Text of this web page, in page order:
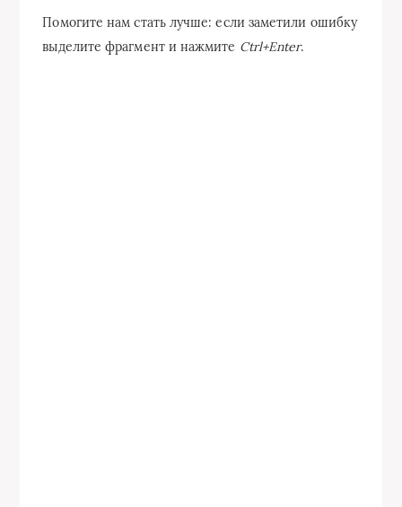
Помогите нам стать лучше: если заметили ошибку
выделите фрагмент и нажмите Ctrl+Enter.